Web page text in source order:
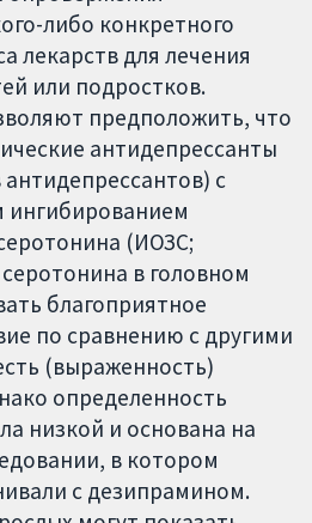
либо конкретного
лекарств для лечения
или подростков.
предположить, что
антидепрессанты
с
(ИОЗС;
в головном
благоприятное
по сравнению с другими
(выраженность)
определенность
низкой и основана на
в котором
с дезипрамином.